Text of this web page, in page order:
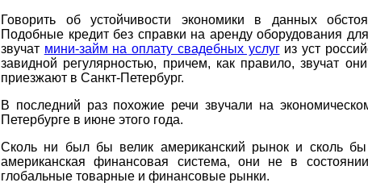
Говорить об устойчивости экономики в данных
Подобные кредит без справки на аренду оборудования
звучат мини-займ на оплату свадебных услугиз уст
завидной регулярностью, причем, как правило, звучат
приезжают в Санкт-Петербург.
В последний раз похожие речи звучали на
Петербурге в июне этого года.
Сколь ни был бы велик американский рынок и сколь
американская финансовая система, они не в
глобальные товарные и финансовые рынки.